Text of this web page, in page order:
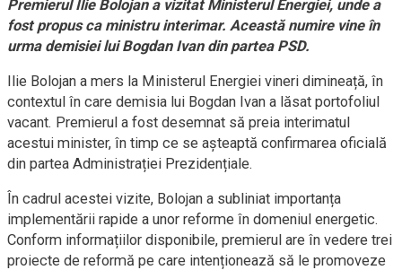
Premierul Ilie Bolojan a vizitat Ministerul Energiei, unde a
fost propus ca ministru interimar. Această numire vine în
urma demisiei lui Bogdan Ivan din partea PSD.
Ilie Bolojan a mers la Ministerul Energiei vineri dimineață, în
contextul în care demisia lui Bogdan Ivan a lăsat portofoliul
vacant. Premierul a fost desemnat să preia interimatul
acestui minister, în timp ce se așteaptă confirmarea oficială
din partea Administrației Prezidențiale.
În cadrul acestei vizite, Bolojan a subliniat importanța
implementării rapide a unor reforme în domeniul energetic.
Conform informațiilor disponibile, premierul are în vedere trei
proiecte de reformă pe care intenționează să le promoveze